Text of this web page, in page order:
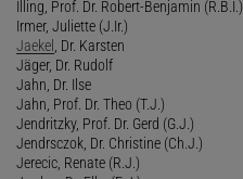
Illing, Prof. Dr. Robert-Benjamin (R.B.I.)
Irmer, Juliette (J.Ir.)
Jaekel , Dr. Karsten
Jäger, Dr. Rudolf
Jahn, Dr. Ilse
Jahn, Prof. Dr. Theo (T.J.)
Jendritzky, Prof. Dr. Gerd (G.J.)
Jendrsczok, Dr. Christine (Ch.J.)
Jerecic, Renate (R.J.)